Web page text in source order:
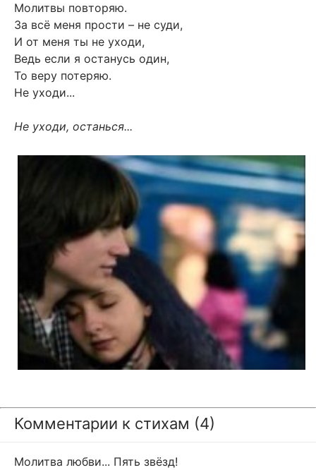
Молитвы повторяю.
За всё меня прости – не суди,
И от меня ты не уходи,
Ведь если я останусь один,
То веру потеряю.
Не уходи...
Не уходи, останься...
Комментарии к стихам (4)
Молитва любви... Пять звёзд!